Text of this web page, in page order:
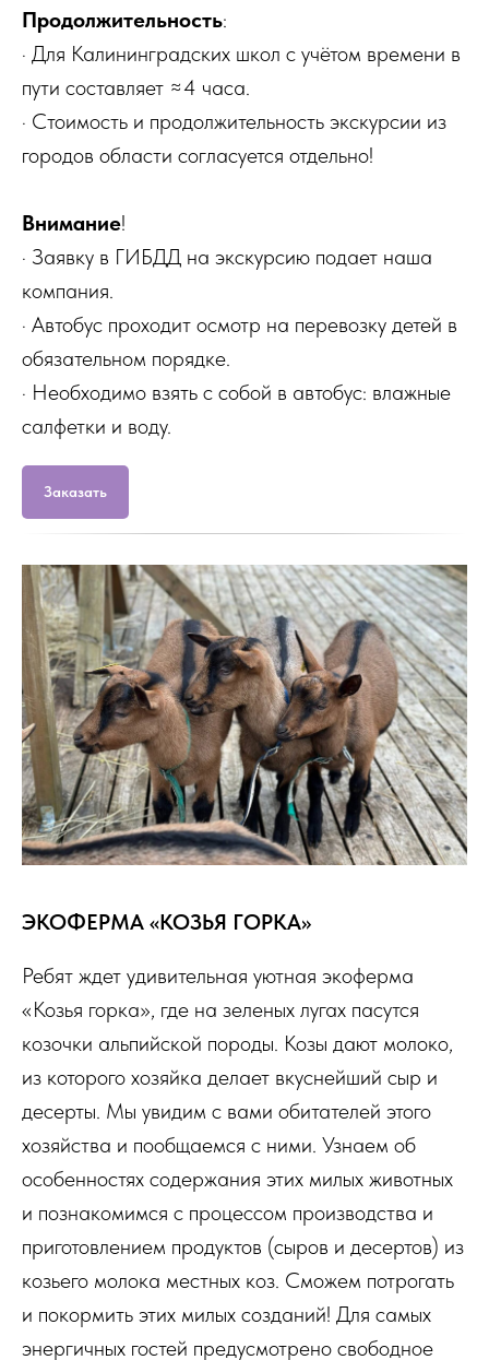
Продолжительность:
· Для Калининградских школ с учётом времени в
пути составляет ≈4 часа.
· Стоимость и продолжительность экскурсии из
городов области согласуется отдельно!
Внимание!
· Заявку в ГИБДД на экскурсию подает наша
компания.
· Автобус проходит осмотр на перевозку детей в
обязательном порядке.
· Необходимо взять с собой в автобус: влажные
салфетки и воду.
Заказать
ЭКОФЕРМА «КОЗЬЯ ГОРКА»
Ребят ждет удивительная уютная экоферма
«Козья горка», где на зеленых лугах пасутся
козочки альпийской породы. Козы дают молоко,
из которого хозяйка делает вкуснейший сыр и
десерты. Мы увидим с вами обитателей этого
хозяйства и пообщаемся с ними. Узнаем об
особенностях содержания этих милых животных
и познакомимся с процессом производства и
приготовлением продуктов (сыров и десертов) из
козьего молока местных коз. Сможем потрогать
и покормить этих милых созданий! Для самых
энергичных гостей предусмотрено свободное